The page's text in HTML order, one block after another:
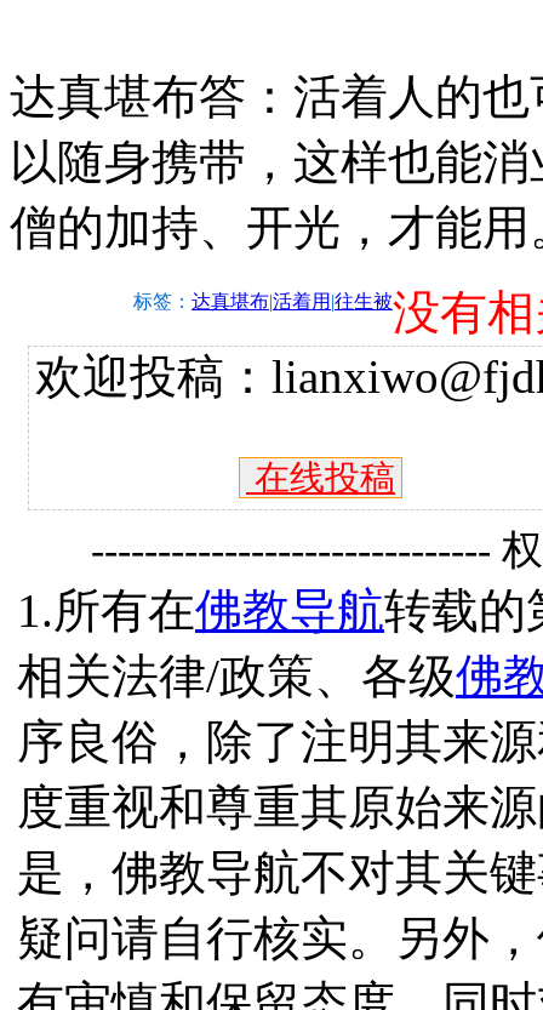
达真堪布答：活着人的
以随身携带，这样也能
僧的加持、开光，才能用
标签： 达真堪布|活着用 |往生被没有
欢迎投稿：
在线投稿
------------------------------
1.所有在佛教导航转载的
相关法律/政策、各级佛
序良俗，除了注明其来
度重视和尊重其原始来
是，佛教导航不对其关
疑问请自行核实。另外